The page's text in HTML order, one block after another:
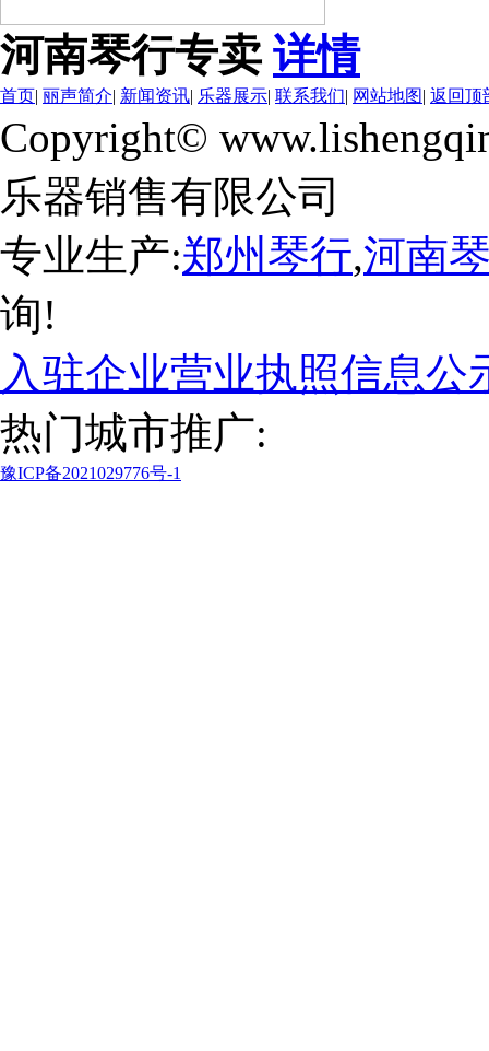
河南琴行专卖 详情
首页| 丽声简介| 新闻资讯| 乐器展示| 联系我们| 网站地图| 返回顶
Copyright©
乐器销售有限公司
专业生产:郑州琴行,河南
询!
入驻企业营业执照信息公
热门城市推广:
豫ICP备2021029776号-1